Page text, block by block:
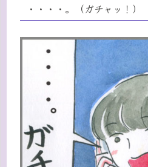
・・・・。（ガチャッ！）